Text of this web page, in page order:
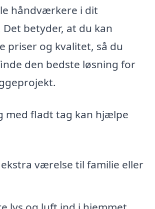
håndværkere i dit
betyder, at du kan
priser og kvalitet, så du
den bedste løsning for
med fladt tag kan hjælpe
værelse til familie eller